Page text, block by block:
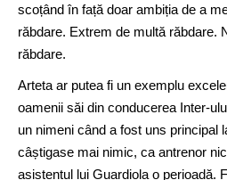
scoțând în față doar ambiția de a
răbdare. Extrem de multă răbdare.
răbdare.
Arteta ar putea fi un exemplu
oamenii săi din conducerea Inter-
un nimeni când a fost uns principal
câștigase mai nimic, ca antrenor
asistentul lui Guardiola o perioadă.